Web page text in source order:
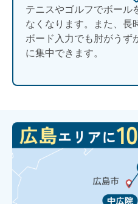
テニスやゴルフでボール
なくなります。また、長
ボード入力でも肘がうず
に集中できます。